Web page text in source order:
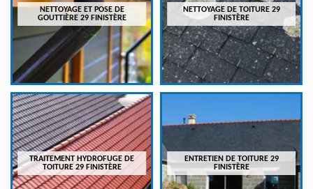
NETTOYAGE ET POSE DE
GOUTTIÈRE 29 FINISTÈRE
NETTOYAGE DE TOITURE 29
FINISTÈRE
TRAITEMENT HYDROFUGE DE
TOITURE 29 FINISTÈRE
ENTRETIEN DE TOITURE 29
FINISTÈRE